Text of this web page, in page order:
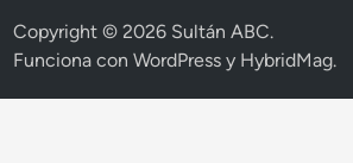
Copyright © 2026 Sultán ABC.
Funciona conWordPress y HybridMag.